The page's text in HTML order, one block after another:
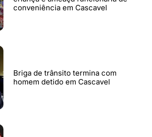
conveniência em Cascavel
Briga de trânsito termina com
homem detido em Cascavel